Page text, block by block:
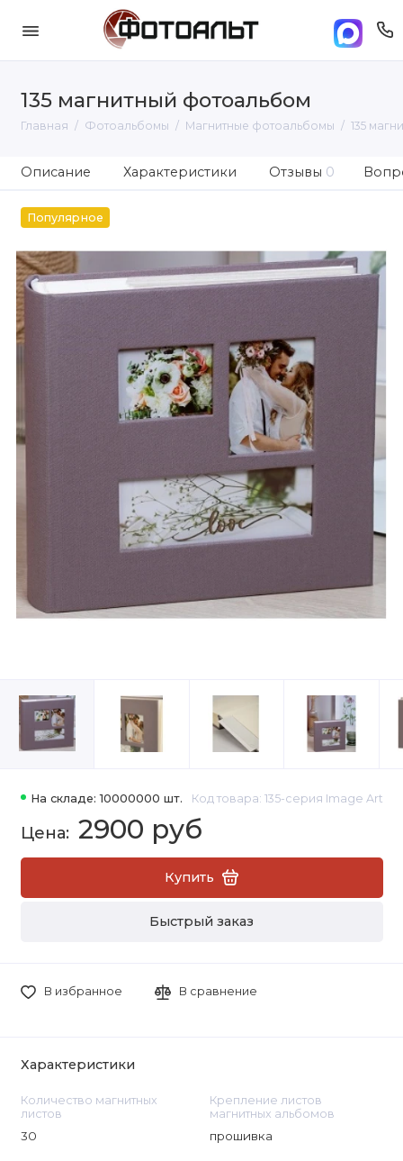
135 магнитный фотоальбом
Главная Фотоальбомы Магнитные фотоальбомы 135
Описание Характеристики Отзывы 0
Популярное
На складе: 10000000 шт. Код товара: 135-серия Image Art
2900 руб
Купить
Быстрый заказ
В избранное В сравнение
Характеристики
Количество магнитных
листов
30
Крепление листов
магнитных альбомов
прошивка